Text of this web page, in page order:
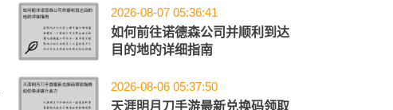
2026-08-07 05:36:41
如何前往诺德森公司并顺利到达
目的地的详细指南
2026-08-06 05:37:50
天涯明月刀手游最新兑换码领取